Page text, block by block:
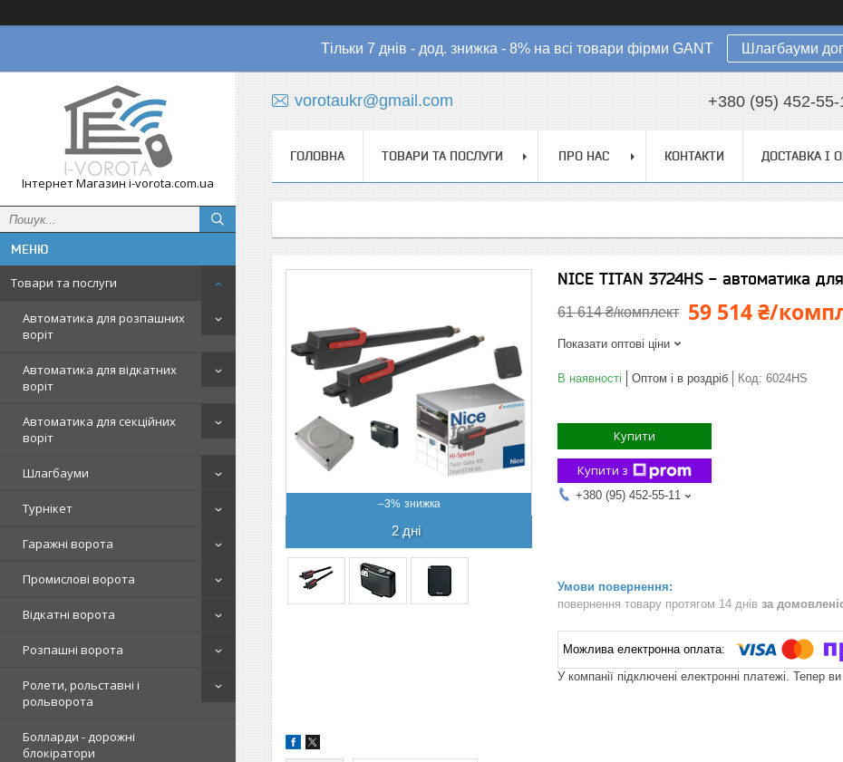
Тільки 7 днів - дод. знижка - 8% на всі товари фірми GANT Шлагбауми
Інтернет Магазин i-vorota.com.ua
Товари та послуги
Автоматика для розпашних
воріт
Автоматика для відкатних
воріт
Автоматика для секційних
воріт
Шлагбауми
Турнікет
Гаражні ворота
Промислові ворота
Відкатні ворота
Розпашні ворота
Ролети, рольставні і
рольворота
Болларди - дорожні
блокіратори
vorotaukr@gmail.com +380 (95) 452-55-
ГОЛОВНА ТОВАРИ ТА ПОСЛУГИ ПРО НАС КОНТАКТИ ДОСТАВКА І
–3%
2 дні
NICE TITAN 3724HS - автоматика
61 614 ₴/комплект 59 514 ₴/
Показати оптові ціни
В наявності Оптом і в роздріб Код: 6024HS
Купити
Купити з
+380 (95) 452-55-11
повернення товару протягом 14 днів за
У компанії підключені електронні платежі. Тепер